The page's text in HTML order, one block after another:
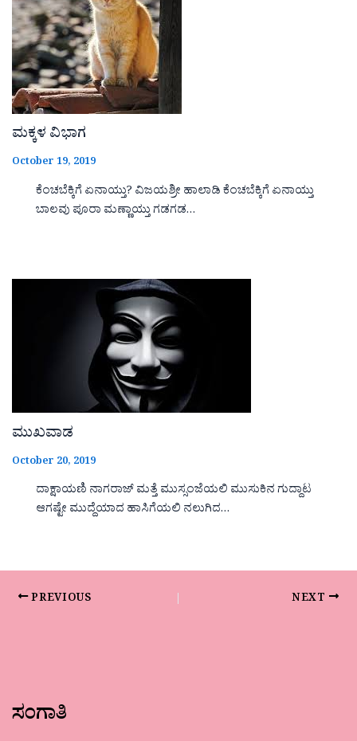
ಮಕ್ಕಳ ವಿಭಾಗ
October 19, 2019
ಕೆಂಚಬೆಕ್ಕಿಗೆ ಏನಾಯ್ತು? ವಿಜಯಶ್ರೀ ಹಾಲಾಡಿ ಕೆಂಚಬೆಕ್ಕಿಗೆ ಏನಾಯ್ತು
ಬಾಲವು ಪೂರಾ ಮಣ್ಣಾಯ್ತು ಗಡಗಡ…
ಮುಖವಾಡ
October 20, 2019
ದಾಕ್ಷಾಯಣಿ ನಾಗರಾಜ್ ಮತ್ತೆ ಮುಸ್ಸಂಜೆಯಲಿ ಮುಸುಕಿನ ಗುದ್ದಾಟ
ಆಗಷ್ಟೇ ಮುದ್ದೆಯಾದ ಹಾಸಿಗೆಯಲಿ ನಲುಗಿದ…
PREVIOUS NEXT
ಸಂಗಾತಿ